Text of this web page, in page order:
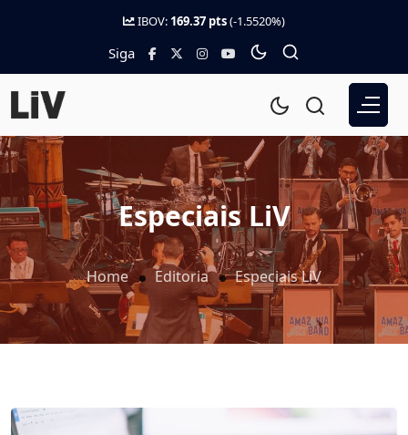
IBOV: 169.37 pts(-1.5520%)
Siga
Especiais LiV
Home Editoria Especiais LiV